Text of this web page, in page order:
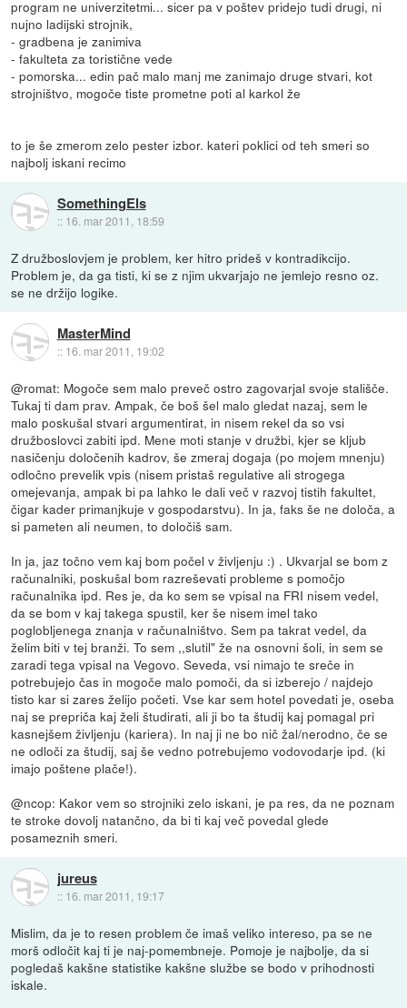
program ne univerzitetmi... sicer pa v poštev pridejo tudi drugi, ni
nujno ladijski strojnik,
- gradbena je zanimiva
- fakulteta za toristične vede
- pomorska... edin pač malo manj me zanimajo druge stvari, kot
strojništvo, mogoče tiste prometne poti al karkol že
to je še zmerom zelo pester izbor. kateri poklici od teh smeri so
najbolj iskani recimo
SomethingEls
:: 16. mar 2011, 18:59
Z družboslovjem je problem, ker hitro prideš v kontradikcijo.
Problem je, da ga tisti, ki se z njim ukvarjajo ne jemlejo resno oz.
se ne držijo logike.
MasterMind
:: 16. mar 2011, 19:02
@romat: Mogoče sem malo preveč ostro zagovarjal svoje stališče.
Tukaj ti dam prav. Ampak, če boš šel malo gledat nazaj, sem le
malo poskušal stvari argumentirat, in nisem rekel da so vsi
družboslovci zabiti ipd. Mene moti stanje v družbi, kjer se kljub
nasičenju določenih kadrov, še zmeraj dogaja (po mojem mnenju)
odločno prevelik vpis (nisem pristaš regulative ali strogega
omejevanja, ampak bi pa lahko le dali več v razvoj tistih fakultet,
čigar kader primanjkuje v gospodarstvu). In ja, faks še ne določa, a
si pameten ali neumen, to določiš sam.
In ja, jaz točno vem kaj bom počel v življenju :) . Ukvarjal se bom z
računalniki, poskušal bom razreševati probleme s pomočjo
računalnika ipd. Res je, da ko sem se vpisal na FRI nisem vedel,
da se bom v kaj takega spustil, ker še nisem imel tako
poglobljenega znanja v računalništvo. Sem pa takrat vedel, da
želim biti v tej branži. To sem ,,slutil" že na osnovni šoli, in sem se
zaradi tega vpisal na Vegovo. Seveda, vsi nimajo te sreče in
potrebujejo čas in mogoče malo pomoči, da si izberejo / najdejo
tisto kar si zares želijo početi. Vse kar sem hotel povedati je, oseba
naj se prepriča kaj želi študirati, ali ji bo ta študij kaj pomagal pri
kasnejšem življenju (kariera). In naj ji ne bo nič žal/nerodno, če se
ne odloči za študij, saj še vedno potrebujemo vodovodarje ipd. (ki
imajo poštene plače!).
@ncop: Kakor vem so strojniki zelo iskani, je pa res, da ne poznam
te stroke dovolj natančno, da bi ti kaj več povedal glede
posameznih smeri.
jureus
:: 16. mar 2011, 19:17
Mislim, da je to resen problem če imaš veliko intereso, pa se ne
morš odločit kaj ti je naj-pomembneje. Pomoje je najbolje, da si
pogledaš kakšne statistike kakšne službe se bodo v prihodnosti
iskale.